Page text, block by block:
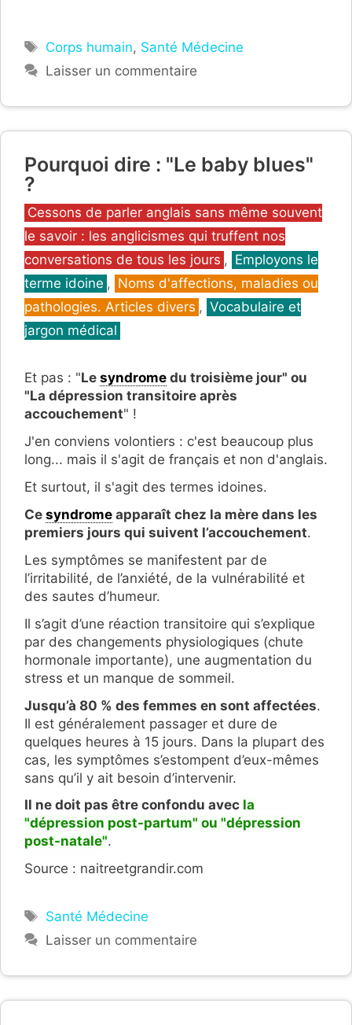
Étiquettes
Corps humain, Santé Médecine
Laisser un commentaire
Pourquoi dire : "Le baby blues"
?
Catégories
Cessons de parler anglais sans même souvent
le savoir : les anglicismes qui truffent nos
conversations de tous les jours , Employons le
terme idoine , Noms d'affections, maladies ou
pathologies. Articles divers , Vocabulaire et
jargon médical
Et pas : "Le syndrome du troisième jour" ou
"La dépression transitoire après
accouchement" !
J'en conviens volontiers : c'est beaucoup plus
long... mais il s'agit de français et non d'anglais.
Et surtout, il s'agit des termes idoines.
Ce syndrome apparaît chez la mère dans les
premiers jours qui suivent l’accouchement.
Les symptômes se manifestent par de
l’irritabilité, de l’anxiété, de la vulnérabilité et
des sautes d’humeur.
Il s’agit d’une réaction transitoire qui s’explique
par des changements physiologiques (chute
hormonale importante), une augmentation du
stress et un manque de sommeil.
Jusqu’à 80 % des femmes en sont affectées.
Il est généralement passager et dure de
quelques heures à 15 jours. Dans la plupart des
cas, les symptômes s’estompent d’eux-mêmes
sans qu’il y ait besoin d’intervenir.
Il ne doit pas être confondu avec la
"dépression post-partum" ou "dépression
post-natale".
Source : naitreetgrandir.com
Étiquettes
Santé Médecine
Laisser un commentaire